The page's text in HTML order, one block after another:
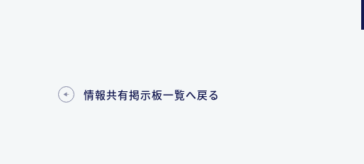
情報共有掲示板一覧へ戻る